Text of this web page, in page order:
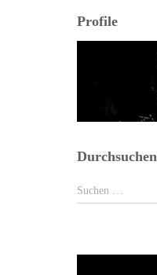
Profile
Durchsuchen
nach:
Suchen …